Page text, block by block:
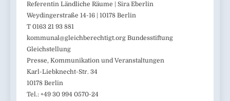
Referentin Ländliche Räume | Sira Eberlin
Weydingerstraße 14-16 | 10178 Berlin
T 0163 21 93 881
kommunal@gleichberechtigt.org Bundesstiftung
Gleichstellung
Presse, Kommunikation und Veranstaltungen
Karl-Liebknecht-Str. 34
10178 Berlin
Tel.: +49 30 994 0570-24